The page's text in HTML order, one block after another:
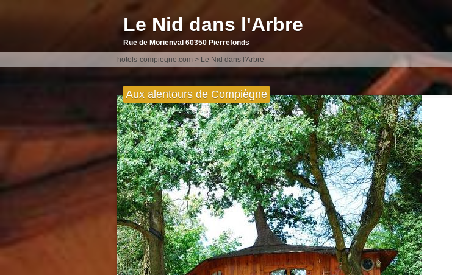
Le Nid dans l'Arbre
Rue de Morienval 60350 Pierrefonds
hotels-compiegne.com > Le Nid dans l'Arbre
Aux alentours de Compiègne